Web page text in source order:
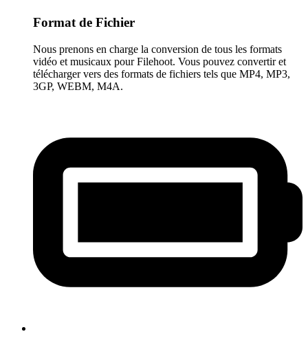
Format de Fichier
Nous prenons en charge la conversion de tous les formats
vidéo et musicaux pour Filehoot. Vous pouvez convertir et
télécharger vers des formats de fichiers tels que MP4, MP3,
3GP, WEBM, M4A.